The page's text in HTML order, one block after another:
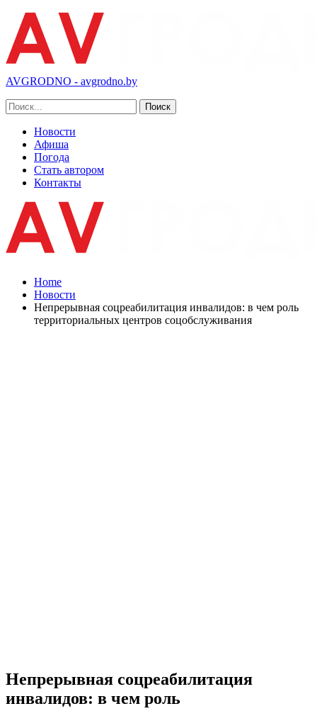
AVGRODNO - avgrodno.by
Новости
Афиша
Погода
Стать автором
Контакты
Home
Новости
Непрерывная соцреабилитация инвалидов: в чем роль
территориальных центров соцобслуживания
Непрерывная соцреабилитация
инвалидов: в чем роль